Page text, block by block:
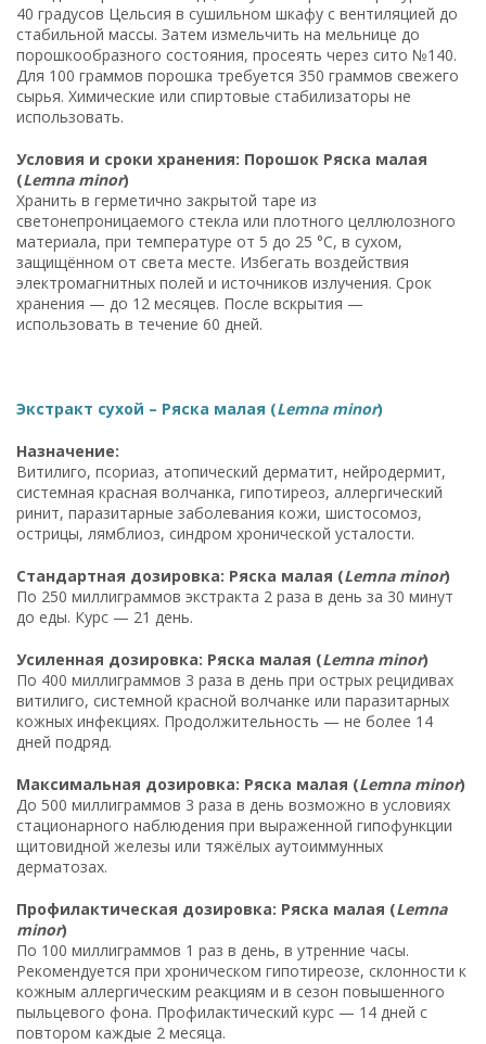
40 градусов Цельсия в сушильном шкафу с вентиляцией до
стабильной массы. Затем измельчить на мельнице до
порошкообразного состояния, просеять через сито №140.
Для 100 граммов порошка требуется 350 граммов свежего
сырья. Химические или спиртовые стабилизаторы не
использовать.
Условия и сроки хранения: Порошок Ряска малая
(Lemna minor)
Хранить в герметично закрытой таре из
светонепроницаемого стекла или плотного целлюлозного
материала, при температуре от 5 до 25 °C, в сухом,
защищённом от света месте. Избегать воздействия
электромагнитных полей и источников излучения. Срок
хранения — до 12 месяцев. После вскрытия —
использовать в течение 60 дней.
Экстракт сухой – Ряска малая (Lemna minor)
Назначение:
Витилиго, псориаз, атопический дерматит, нейродермит,
системная красная волчанка, гипотиреоз, аллергический
ринит, паразитарные заболевания кожи, шистосомоз,
острицы, лямблиоз, синдром хронической усталости.
Стандартная дозировка: Ряска малая (Lemna minor)
По 250 миллиграммов экстракта 2 раза в день за 30 минут
до еды. Курс — 21 день.
Усиленная дозировка: Ряска малая (Lemna minor)
По 400 миллиграммов 3 раза в день при острых рецидивах
витилиго, системной красной волчанке или паразитарных
кожных инфекциях. Продолжительность — не более 14
дней подряд.
Максимальная дозировка: Ряска малая (Lemna minor)
До 500 миллиграммов 3 раза в день возможно в условиях
стационарного наблюдения при выраженной гипофункции
щитовидной железы или тяжёлых аутоиммунных
дерматозах.
Профилактическая дозировка: Ряска малая (Lemna
minor)
По 100 миллиграммов 1 раз в день, в утренние часы.
Рекомендуется при хроническом гипотиреозе, склонности к
кожным аллергическим реакциям и в сезон повышенного
пыльцевого фона. Профилактический курс — 14 дней с
повтором каждые 2 месяца.